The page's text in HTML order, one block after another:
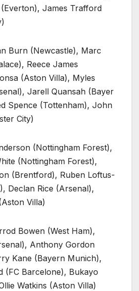
James Trafford
Burn (Newcastle), Marc
Reece James
(Aston Villa), Myles
Jarell Quansah (Bayer
Spence (Tottenham), John
City)
(Nottingham Forest),
(Nottingham Forest),
(Brentford), Ruben Loftus-
Declan Rice (Arsenal),
Villa)
Bowen (West Ham),
Anthony Gordon
Kane (Bayern Munich),
(FC Barcelone), Bukayo
Watkins (Aston Villa)